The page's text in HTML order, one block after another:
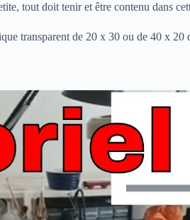
tout doit tenir et être contenu dans
transparent de 20 x 30 ou de 40 x 20